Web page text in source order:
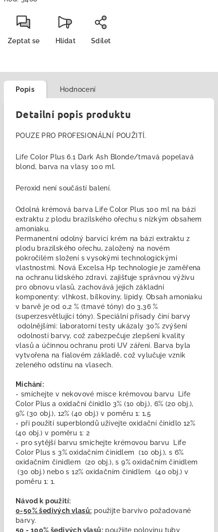
Zeptat se Hlídat Sdílet
Popis Hodnocení
Detailní popis produktu
POUZE PRO PROFESIONÁLNÍ POUŽITÍ.
Life Color Plus 6.1 Dark Ash Blonde/tmavá popelavá
blond, barva na vlasy 100 ml.
Peroxid není součástí balení.
Odolná krémová barva Life Color Plus 100 ml na bázi
extraktu z plodu brazilského ořechu s nízkým obsahem
amoniaku.
Permanentní odolný barvicí krém na bázi extraktu z
plodu brazilského ořechu, založený na novém
pokročilém složení s vysokými technologickými
vlastnostmi. Nová Excelsa Hp technologie je zaměřena
na ochranu lidského zdraví, zajišťuje správnou výživu
pro obnovu vlasů, zachovává jejich základní
komponenty: vlhkost, bílkoviny, lipidy. Obsah amoniaku
v barvě je od 0,2 % (tmavé tóny) do 3,36 %
(superzesvětlující tóny). Speciální přísady činí barvy
odolnějšími: laboratorní testy ukázaly 30% zvýšení
odolnosti barvy, což zabezpečuje zlepšení kvality
vlasů a účinnou ochranu proti UV záření. Barva byla
vytvořena na fialovém základě, což vylučuje vznik
zeleného odstínu na vlasech.
Míchání:
- smíchejte v nekovové misce krémovou barvu Life
Color Plus a oxidační činidlo 3% (10 obj.), 6% (20 obj.),
9% (30 obj.), 12% (40 obj.) v poměru 1: 1,5
- při použití superblondů užívejte oxidační činidlo 12%
(40 obj.) v poměru 1: 2
- pro sytější barvu smíchejte krémovou barvu Life
Color Plus s 3% oxidačním činidlem (10 obj.), s 6%
oxidačním činidlem (20 obj.), s 9% oxidačním činidlem
(30 obj.) nebo s 12% oxidačním činidlem (40 obj.) v
poměru 1: 1.
Návod k použití:
0-50% šedivých vlasů: použijte barvivo požadované
barvy.
50 - 100% šedivých vlasů: použijte polovinu tuby